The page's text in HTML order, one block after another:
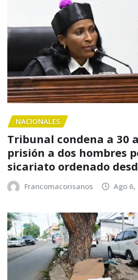
NACIONALES
Tribunal condena a 30
prisión a dos hombres
sicariato ordenado
Francomacorisanos Ago 6,